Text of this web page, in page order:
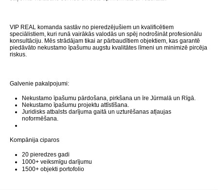
VIP REAL komanda sastāv no pieredzējušiem un kvalificētiem
speciālistiem, kuri runā vairākās valodās un spēj nodrošināt profesionālu
konsultāciju. Mēs strādājam tikai ar pārbaudītiem objektiem, kas garantē
piedāvāto nekustamo īpašumu augstu kvalitātes līmeni un minimizē pircēja
riskus.
Galvenie pakalpojumi:
Nekustamo īpašumu pārdošana, pirkšana un īre Jūrmalā un Rīgā.
Nekustamo īpašumu projektu attīstīšana.
Juridisks atbalsts darījuma gaitā un uzturēšanas atļaujas
noformēšana.
Kompānija ciparos
20 pieredzes gadi
1000+ veiksmīgu darījumu
1500+ objekti portofolio